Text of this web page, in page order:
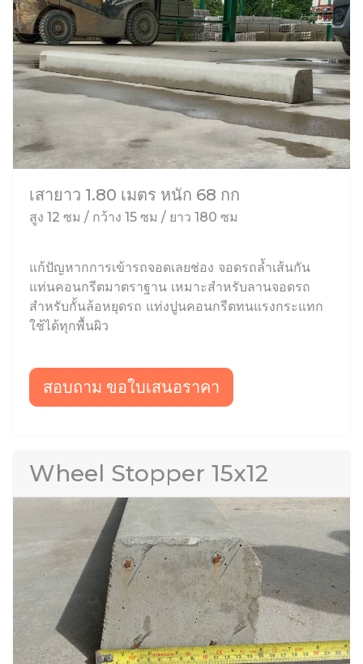
เสายาว 1.80 เมตร หนัก 68 กก
สูง 12 ซม / กว้าง 15 ซม / ยาว 180 ซม
แก้ปัญหากการเข้ารถจอดเลยช่อง จอดรถล้ำเส้นกัน
แท่นคอนกรีตมาตราฐาน เหมาะสำหรับลานจอดรถ
สำหรับกั้นล้อหยุดรถ แท่งปูนคอนกรีตทนแรงกระแทก
ใช้ได้ทุกพื้นผิว
สอบถาม ขอใบเสนอราคา
Wheel Stopper 15x12